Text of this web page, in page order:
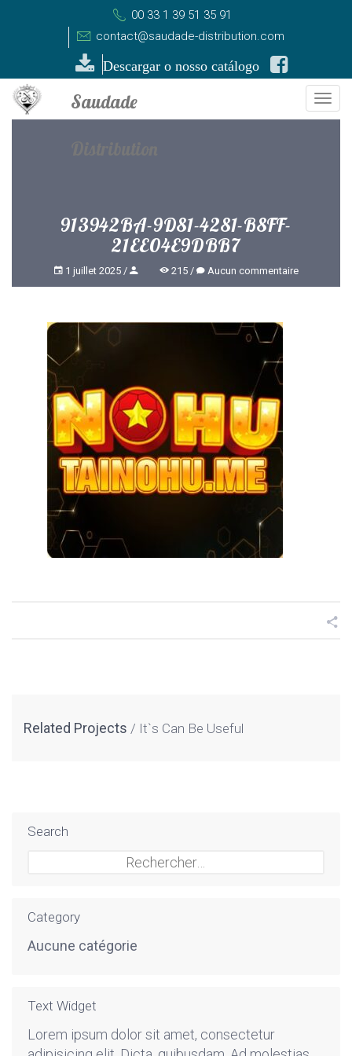
00 33 1 39 51 35 91
contact@saudade-distribution.com
Descargar o nosso catálogo
913942BA-9D81-4281-B8FF-
21EE04E9DBB7
1 juillet 2025 215 Aucun commentaire
Related Projects It`s Can Be Useful
Search
Category
Aucune catégorie
Text Widget
Lorem ipsum dolor sit amet, consectetur